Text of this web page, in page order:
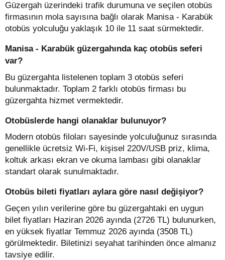
Güzergah üzerindeki trafik durumuna ve seçilen otobüs
firmasının mola sayısına bağlı olarak Manisa - Karabük
otobüs yolculuğu yaklaşık 10 ile 11 saat sürmektedir.
Manisa - Karabük güzergahında kaç otobüs seferi
var?
Bu güzergahta listelenen toplam 3 otobüs seferi
bulunmaktadır. Toplam 2 farklı otobüs firması bu
güzergahta hizmet vermektedir.
Otobüslerde hangi olanaklar bulunuyor?
Modern otobüs filoları sayesinde yolculuğunuz sırasında
genellikle ücretsiz Wi-Fi, kişisel 220V/USB priz, klima,
koltuk arkası ekran ve okuma lambası gibi olanaklar
standart olarak sunulmaktadır.
Otobüs bileti fiyatları aylara göre nasıl değişiyor?
Geçen yılın verilerine göre bu güzergahtaki en uygun
bilet fiyatları Haziran 2026 ayında (2726 TL) bulunurken,
en yüksek fiyatlar Temmuz 2026 ayında (3508 TL)
görülmektedir. Biletinizi seyahat tarihinden önce almanız
tavsiye edilir.